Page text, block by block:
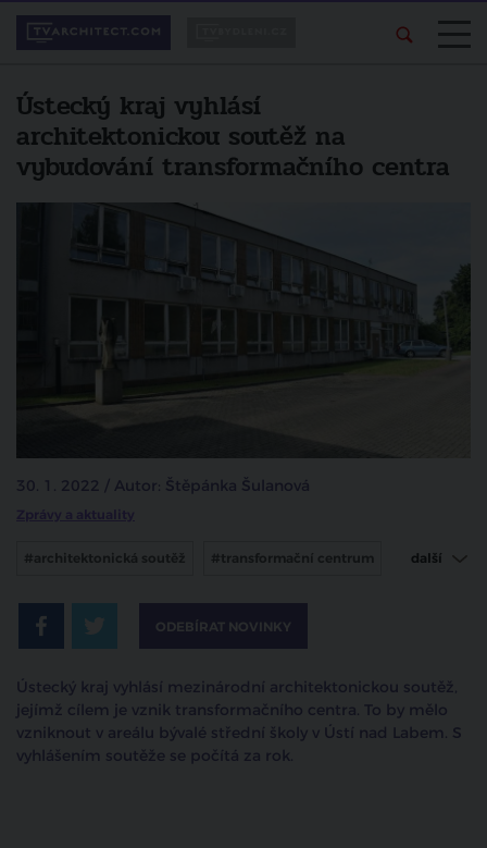
Ústecký kraj vyhlásí
architektonickou soutěž na
vybudování transformačního centra
30. 1. 2022 / Autor: Štěpánka Šulanová
Zprávy a aktuality
#architektonická soutěž #transformační centrum
#ústí nad labem
další
ODEBÍRAT NOVINKY
Ústecký kraj vyhlásí mezinárodní architektonickou soutěž,
jejímž cílem je vznik transformačního centra. To by mělo
vzniknout v areálu bývalé střední školy v Ústí nad Labem. S
vyhlášením soutěže se počítá za rok.